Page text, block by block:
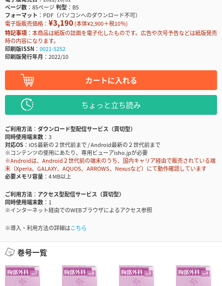
ページ数
85ページ判型
B5
フォーマット
PDF（パソコンへのダウンロード不可）
電子版販売価格： ¥3,190(本体¥2,900＋税10％)
特記事項
本商品は紙版の誌面を電子化したものです。広告や次号予告などは紙版発売
時の内容になります。
印刷版ISSN
0021-5252
印刷版発行年月
2022/10
カートに入れる
ちょっと立ち読み
ご利用方法
ダウンロード型配信サービス（買切型）
同時使用端末数
3
対応OS
iOS最新の２世代前まで / Android最新の２世代前まで
※コンテンツの使用にあたり、専用ビューアisho.jpが必要
※Androidは、Android２世代前の端末のうち、国内キャリア経由で販売されている端
末（Xperia、GALAXY、AQUOS、ARROWS、Nexusなど）にて動作確認しています
必要メモリ容量
4 MB以上
ご利用方法
アクセス型配信サービス（買切型）
同時使用端末数
1
※インターネット経由でのWEBブラウザによるアクセス参照
※導入・利用方法の詳細はこちら
巻号一覧